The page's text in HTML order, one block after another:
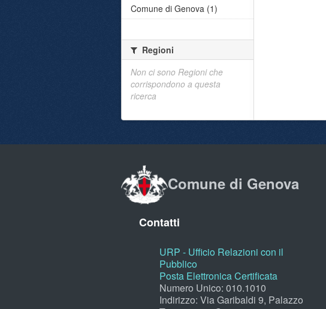
Comune di Genova (1)
Regioni
Non ci sono Regioni che
corrispondono a questa
ricerca
Comune di Genova
Contatti
URP - Ufficio Relazioni con il
Pubblico
Posta Elettronica Certificata
Numero Unico: 010.1010
Indirizzo: Via Garibaldi 9, Palazzo